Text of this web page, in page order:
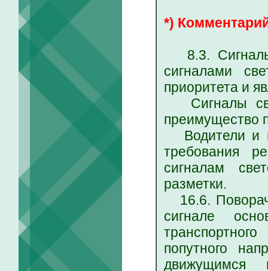
*)
8.3. Сигналы
сигналами
приоритета и
Сигналы
преимущество
Водители и
требования
сигналам
разметки.
16.6.
сигнале
попутного
движущимся